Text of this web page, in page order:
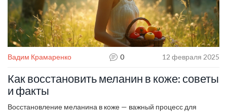
Вадим Крамаренко 0 12 февраля 2025
Как восстановить меланин в коже: советы
и факты
Восстановление меланина в коже — важный процесс для